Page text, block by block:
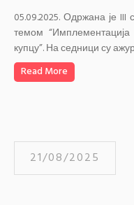
05.09.2025. Одржана је
темом
купцу”. На седници су
Read More
21/08/2025